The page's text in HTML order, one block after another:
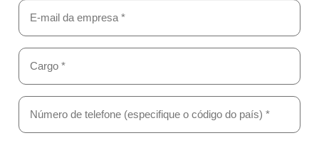
Email
(obrigatório)
Cargo
(obrigatório)
Número
telefone